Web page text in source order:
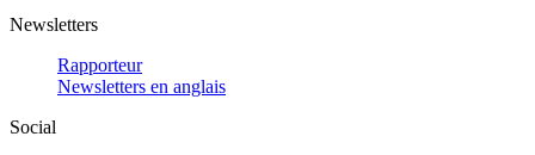
Newsletters
Rapporteur
Newsletters en anglais
Social